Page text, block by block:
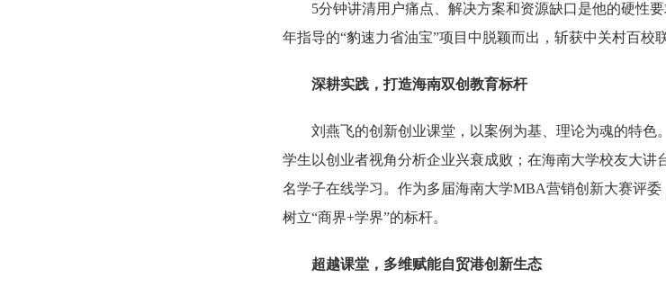
5分钟讲清用户痛点、解决方案和资源缺口是他的硬
年指导的“豹速力省油宝”项目中脱颖而出，斩获中关村百校
深耕实践，打造海南双创教育标杆
刘燕飞的创新创业课堂，以案例为基、理论为魂的特
学生以创业者视角分析企业兴衰成败；在海南大学校友大
名学子在线学习。作为多届海南大学MBA营销创新大赛评
树立“商界+学界”的标杆。
超越课堂，多维赋能自贸港创新生态